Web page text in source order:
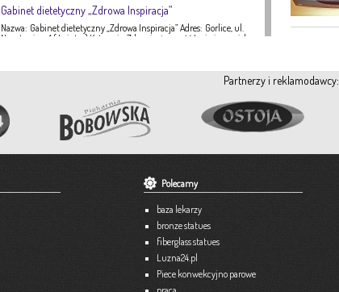
Gabinet dietetyczny „Zdrowa Inspiracja”
Nazwa: Gabinet dietetyczny „Zdrowa Inspiracja” Adres: Gorlice, ul.
Narutowicza 1 ( I piętro) Kategoria: Zdrowie, żywność Imię i nazwisko:
konsultacje dietetyczne – indywidualne plany żywieniowe dla
dorosłych, dzieci, młodzieży – poradnictwo żywieniowe w chorobach
Więcej...
Pracownia Krawiecka A-TEX
Partnerzy i reklamodawcy:
Polecamy
baza lekarzy
bronze statues
fiberglass statues
Luzna24.pl
Piece konwekcyjno parowe